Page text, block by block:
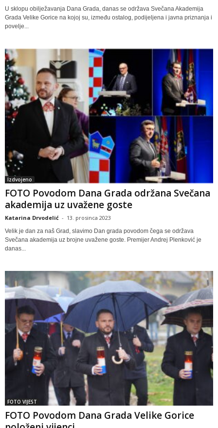
U sklopu obilježavanja Dana Grada, danas se održava Svečana Akademija
Grada Velike Gorice na kojoj su, između ostalog, podijeljena i javna priznanja i
povelje...
Izdvojeno
FOTO Povodom Dana Grada održana Svečana
akademija uz uvažene goste
Katarina Drvodelić - 13. prosinca 2023
Velik je dan za naš Grad, slavimo Dan grada povodom čega se održava
Svečana akademija uz brojne uvažene goste. Premijer Andrej Plenković je
danas...
FOTO VIJEST
FOTO Povodom Dana Grada Velike Gorice